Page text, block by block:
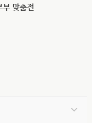
부 맞춤전